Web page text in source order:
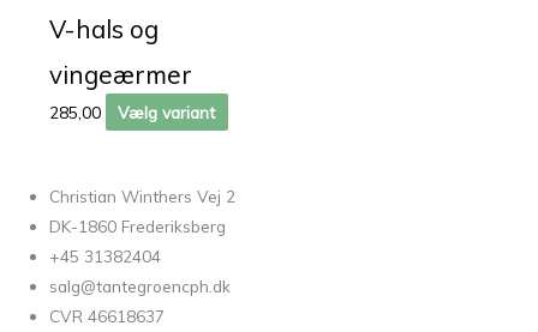
V-hals og
vingeærmer
285,00 Vælg variant
Christian Winthers Vej 2
DK-1860 Frederiksberg
+45 31382404
salg@tantegroencph.dk
CVR 46618637